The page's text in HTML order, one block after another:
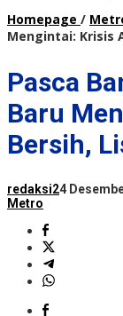
Homepage /
Mengintai: Krisis
Pasca
Baru
Bersih,
redaksi24
Metro